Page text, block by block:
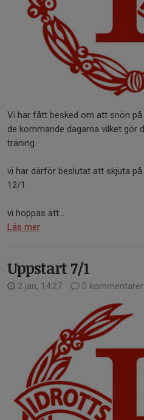
Vi har fått besked om att snön
de kommande dagarna vilket gör
träning.
vi har därför beslutat att skjuta
12/1.
vi hoppas att...
Läs mer
Uppstart 7/1
2 jan, 14:27 0 kommentarer